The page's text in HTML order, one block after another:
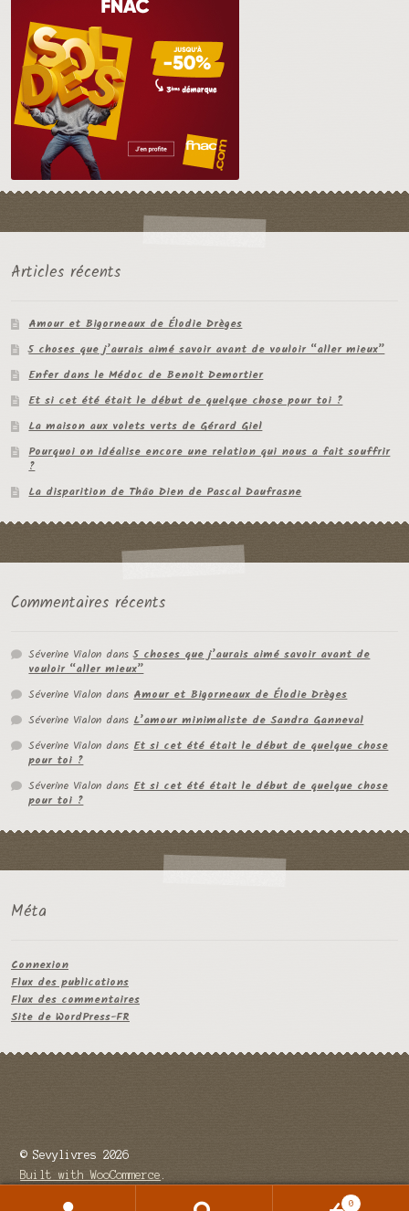
Articles récents
Amour et Bigorneaux de Élodie Drèges
5 choses que j’aurais aimé savoir avant de vouloir “aller mieux”
Enfer dans le Médoc de Benoit Demortier
Et si cet été était le début de quelque chose pour toi ?
La maison aux volets verts de Gérard Giel
Pourquoi on idéalise encore une relation qui nous a fait souffrir
?
La disparition de Thâo Dien de Pascal Daufrasne
Commentaires récents
Séverine Vialon dans5 choses que j’aurais aimé savoir avant de
vouloir “aller mieux”
Séverine Vialon dansAmour et Bigorneaux de Élodie Drèges
Séverine Vialon dansL’amour minimaliste de Sandra Ganneval
Séverine Vialon dansEt si cet été était le début de quelque chose
pour toi ?
Séverine Vialon dansEt si cet été était le début de quelque chose
pour toi ?
Méta
Connexion
Flux des publications
Flux des commentaires
Site de WordPress-FR
© Sevylivres 2026
Built with WooCommerce
0